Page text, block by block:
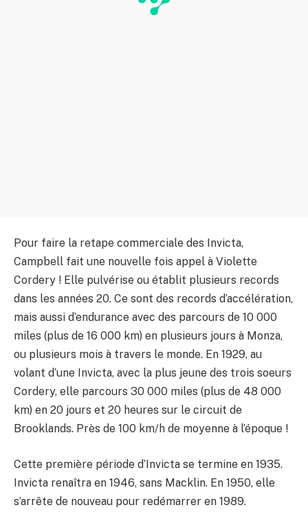
Pour faire la retape commerciale des Invicta,
Campbell fait une nouvelle fois appel à Violette
Cordery ! Elle pulvérise ou établit plusieurs records
dans les années 20. Ce sont des records d’accélération,
mais aussi d’endurance avec des parcours de 10 000
miles (plus de 16 000 km) en plusieurs jours à Monza,
ou plusieurs mois à travers le monde. En 1929, au
volant d’une Invicta, avec la plus jeune des trois soeurs
Cordery, elle parcours 30 000 miles (plus de 48 000
km) en 20 jours et 20 heures sur le circuit de
Brooklands. Près de 100 km/h de moyenne à l’époque !
Cette première période d’Invicta se termine en 1935.
Invicta renaîtra en 1946, sans Macklin. En 1950, elle
s’arrête de nouveau pour redémarrer en 1989.